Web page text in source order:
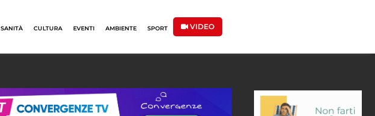
SANITÀ CULTURA EVENTI AMBIENTE SPORT VIDEO